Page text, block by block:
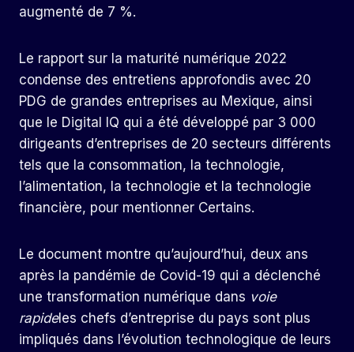
augmenté de 7 %.
Le rapport sur la maturité numérique 2022
condense des entretiens approfondis avec 20
PDG de grandes entreprises au Mexique, ainsi
que le Digital IQ qui a été développé par 3 000
dirigeants d’entreprises de 20 secteurs différents
tels que la consommation, la technologie,
l’alimentation, la technologie et la technologie
financière, pour mentionner Certains.
Le document montre qu’aujourd’hui, deux ans
après la pandémie de Covid-19 qui a déclenché
une transformation numérique dans voie
rapideles chefs d’entreprise du pays sont plus
impliqués dans l’évolution technologique de leurs